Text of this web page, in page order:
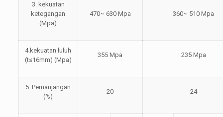
3. kekuatan
ketegangan
(Mpa)
470~ 630 Mpa 360~ 510 Mpa
4.kekuatan luluh
(t≤16mm) (Mpa)
355 Mpa 235 Mpa
5. Pemanjangan
(%)
20 24